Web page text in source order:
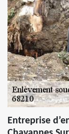
Entreprise